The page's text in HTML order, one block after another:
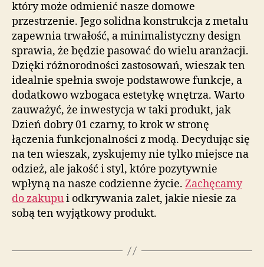
który może odmienić nasze domowe
przestrzenie. Jego solidna konstrukcja z metalu
zapewnia trwałość, a minimalistyczny design
sprawia, że będzie pasować do wielu aranżacji.
Dzięki różnorodności zastosowań, wieszak ten
idealnie spełnia swoje podstawowe funkcje, a
dodatkowo wzbogaca estetykę wnętrza. Warto
zauważyć, że inwestycja w taki produkt, jak
Dzień dobry 01 czarny, to krok w stronę
łączenia funkcjonalności z modą. Decydując się
na ten wieszak, zyskujemy nie tylko miejsce na
odzież, ale jakość i styl, które pozytywnie
wpłyną na nasze codzienne życie. Zachęcamy
do zakupui odkrywania zalet, jakie niesie za
sobą ten wyjątkowy produkt.